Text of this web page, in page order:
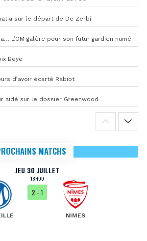
sur le départ de De Zerbi
Restes, Atubolu, Bulka… L’OM galère pour son futur gardien numéro 1
Beye
d’avoir écarté Rabiot
aidé sur le dossier Greenwood
MATCHS
JEU 30 JUILLET
18H00
2 - 1
NIMES